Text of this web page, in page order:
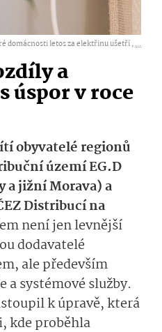
domácnosti letos za elektřinu ušetří ,...
a
úspor v roce
obyvatelé regionů
území EG.D
a jižní Morava) a
Distribucí na
není jen levnější
dodavatelé
ale především
a systémové služby.
k úpravě, která
kde proběhla